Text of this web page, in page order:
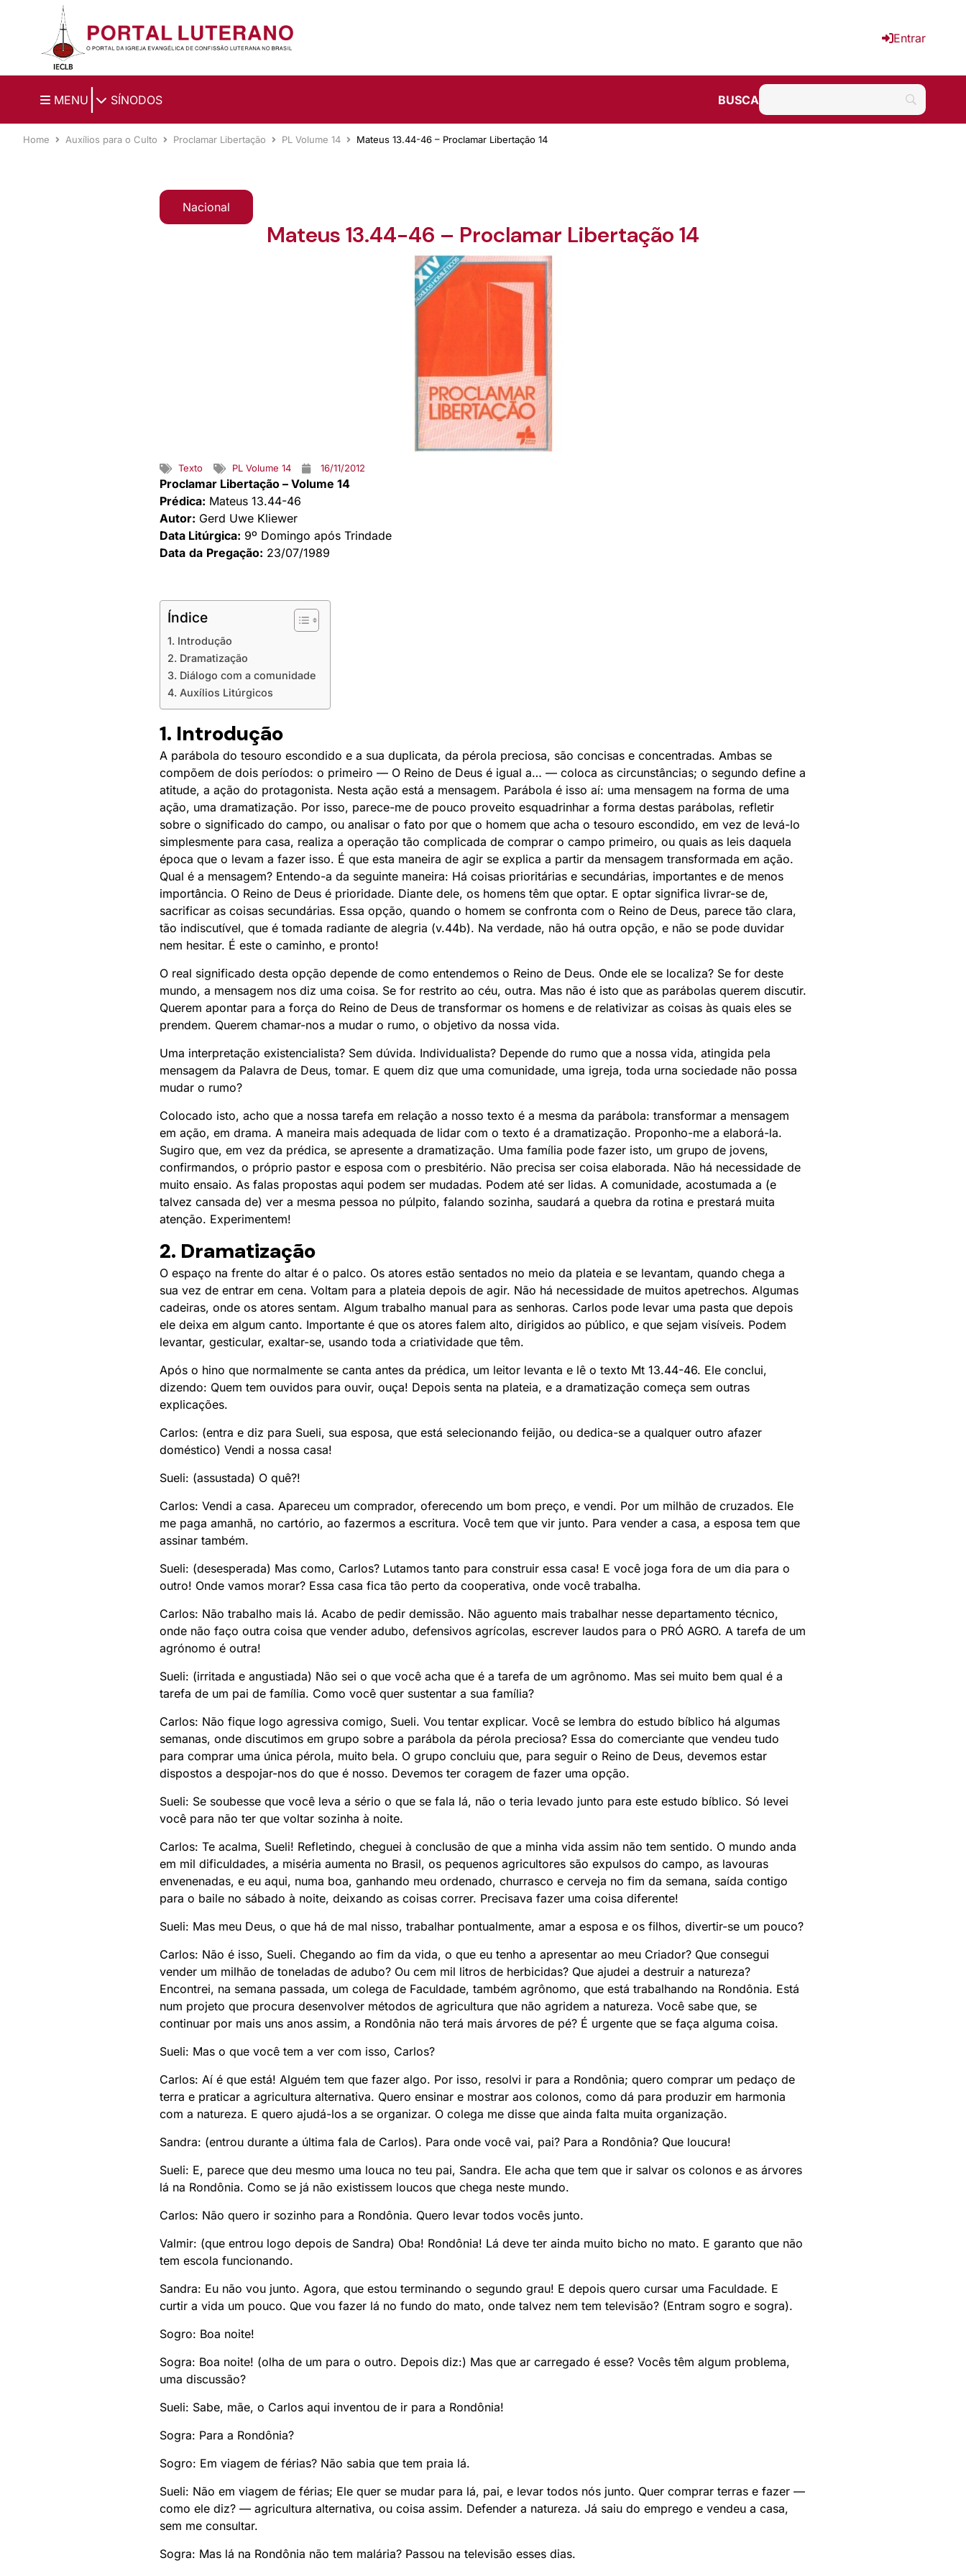
Ir para o conteúdo principal
Entrar
MENU SÍNODOS BUSCA
Home Auxílios para o Culto Proclamar Libertação PL Volume 14 Mateus 13.44-46 – Proclamar Libertação 14
Nacional
Mateus 13.44-46 – Proclamar Libertação 14
Texto PL Volume 14 16/11/2012
Proclamar Libertação – Volume 14
Prédica: Mateus 13.44-46
Autor: Gerd Uwe Kliewer
Data Litúrgica: 9º Domingo após Trindade
Data da Pregação: 23/07/1989
Índice
1. Introdução
2. Dramatização
3. Diálogo com a comunidade
4. Auxílios Litúrgicos
1. Introdução
A parábola do tesouro escondido e a sua duplicata, da pérola preciosa, são concisas e concentradas. Ambas se
compõem de dois períodos: o primeiro — O Reino de Deus é igual a… — coloca as circunstâncias; o segundo define a
atitude, a ação do protagonista. Nesta ação está a mensagem. Parábola é isso aí: uma mensagem na forma de uma
ação, uma dramatização. Por isso, parece-me de pouco proveito esquadrinhar a forma destas parábolas, refletir
sobre o significado do campo, ou analisar o fato por que o homem que acha o tesouro escondido, em vez de levá-lo
simplesmente para casa, realiza a operação tão complicada de comprar o campo primeiro, ou quais as leis daquela
época que o levam a fazer isso. É que esta maneira de agir se explica a partir da mensagem transformada em ação.
Qual é a mensagem? Entendo-a da seguinte maneira: Há coisas prioritárias e secundárias, importantes e de menos
importância. O Reino de Deus é prioridade. Diante dele, os homens têm que optar. E optar significa livrar-se de,
sacrificar as coisas secundárias. Essa opção, quando o homem se confronta com o Reino de Deus, parece tão clara,
tão indiscutível, que é tomada radiante de alegria (v.44b). Na verdade, não há outra opção, e não se pode duvidar
nem hesitar. É este o caminho, e pronto!
O real significado desta opção depende de como entendemos o Reino de Deus. Onde ele se localiza? Se for deste
mundo, a mensagem nos diz uma coisa. Se for restrito ao céu, outra. Mas não é isto que as parábolas querem discutir.
Querem apontar para a força do Reino de Deus de transformar os homens e de relativizar as coisas às quais eles se
prendem. Querem chamar-nos a mudar o rumo, o objetivo da nossa vida.
Uma interpretação existencialista? Sem dúvida. Individualista? Depende do rumo que a nossa vida, atingida pela
mensagem da Palavra de Deus, tomar. E quem diz que uma comunidade, uma igreja, toda urna sociedade não possa
mudar o rumo?
Colocado isto, acho que a nossa tarefa em relação a nosso texto é a mesma da parábola: transformar a mensagem
em ação, em drama. A maneira mais adequada de lidar com o texto é a dramatização. Proponho-me a elaborá-la.
Sugiro que, em vez da prédica, se apresente a dramatização. Uma família pode fazer isto, um grupo de jovens,
confirmandos, o próprio pastor e esposa com o presbitério. Não precisa ser coisa elaborada. Não há necessidade de
muito ensaio. As falas propostas aqui podem ser mudadas. Podem até ser lidas. A comunidade, acostumada a (e
talvez cansada de) ver a mesma pessoa no púlpito, falando sozinha, saudará a quebra da rotina e prestará muita
atenção. Experimentem!
2. Dramatização
O espaço na frente do altar é o palco. Os atores estão sentados no meio da plateia e se levantam, quando chega a
sua vez de entrar em cena. Voltam para a plateia depois de agir. Não há necessidade de muitos apetrechos. Algumas
cadeiras, onde os atores sentam. Algum trabalho manual para as senhoras. Carlos pode levar uma pasta que depois
ele deixa em algum canto. Importante é que os atores falem alto, dirigidos ao público, e que sejam visíveis. Podem
levantar, gesticular, exaltar-se, usando toda a criatividade que têm.
Após o hino que normalmente se canta antes da prédica, um leitor levanta e lê o texto Mt 13.44-46. Ele conclui,
dizendo: Quem tem ouvidos para ouvir, ouça! Depois senta na plateia, e a dramatização começa sem outras
explicações.
Carlos: (entra e diz para Sueli, sua esposa, que está selecionando feijão, ou dedica-se a qualquer outro afazer
doméstico) Vendi a nossa casa!
Sueli: (assustada) O quê?!
Carlos: Vendi a casa. Apareceu um comprador, oferecendo um bom preço, e vendi. Por um milhão de cruzados. Ele
me paga amanhã, no cartório, ao fazermos a escritura. Você tem que vir junto. Para vender a casa, a esposa tem que
assinar também.
Sueli: (desesperada) Mas como, Carlos? Lutamos tanto para construir essa casa! E você joga fora de um dia para o
outro! Onde vamos morar? Essa casa fica tão perto da cooperativa, onde você trabalha.
Carlos: Não trabalho mais lá. Acabo de pedir demissão. Não aguento mais trabalhar nesse departamento técnico,
onde não faço outra coisa que vender adubo, defensivos agrícolas, escrever laudos para o PRÓ AGRO. A tarefa de um
agrónomo é outra!
Sueli: (irritada e angustiada) Não sei o que você acha que é a tarefa de um agrônomo. Mas sei muito bem qual é a
tarefa de um pai de família. Como você quer sustentar a sua família?
Carlos: Não fique logo agressiva comigo, Sueli. Vou tentar explicar. Você se lembra do estudo bíblico há algumas
semanas, onde discutimos em grupo sobre a parábola da pérola preciosa? Essa do comerciante que vendeu tudo
para comprar uma única pérola, muito bela. O grupo concluiu que, para seguir o Reino de Deus, devemos estar
dispostos a despojar-nos do que é nosso. Devemos ter coragem de fazer uma opção.
Sueli: Se soubesse que você leva a sério o que se fala lá, não o teria levado junto para este estudo bíblico. Só levei
você para não ter que voltar sozinha à noite.
Carlos: Te acalma, Sueli! Refletindo, cheguei à conclusão de que a minha vida assim não tem sentido. O mundo anda
em mil dificuldades, a miséria aumenta no Brasil, os pequenos agricultores são expulsos do campo, as lavouras
envenenadas, e eu aqui, numa boa, ganhando meu ordenado, churrasco e cerveja no fim da semana, saída contigo
para o baile no sábado à noite, deixando as coisas correr. Precisava fazer uma coisa diferente!
Sueli: Mas meu Deus, o que há de mal nisso, trabalhar pontualmente, amar a esposa e os filhos, divertir-se um pouco?
Carlos: Não é isso, Sueli. Chegando ao fim da vida, o que eu tenho a apresentar ao meu Criador? Que consegui
vender um milhão de toneladas de adubo? Ou cem mil litros de herbicidas? Que ajudei a destruir a natureza?
Encontrei, na semana passada, um colega de Faculdade, também agrônomo, que está trabalhando na Rondônia. Está
num projeto que procura desenvolver métodos de agricultura que não agridem a natureza. Você sabe que, se
continuar por mais uns anos assim, a Rondônia não terá mais árvores de pé? É urgente que se faça alguma coisa.
Sueli: Mas o que você tem a ver com isso, Carlos?
Carlos: Aí é que está! Alguém tem que fazer algo. Por isso, resolvi ir para a Rondônia; quero comprar um pedaço de
terra e praticar a agricultura alternativa. Quero ensinar e mostrar aos colonos, como dá para produzir em harmonia
com a natureza. E quero ajudá-los a se organizar. O colega me disse que ainda falta muita organização.
Sandra: (entrou durante a última fala de Carlos). Para onde você vai, pai? Para a Rondônia? Que loucura!
Sueli: E, parece que deu mesmo uma louca no teu pai, Sandra. Ele acha que tem que ir salvar os colonos e as árvores
lá na Rondônia. Como se já não existissem loucos que chega neste mundo.
Carlos: Não quero ir sozinho para a Rondônia. Quero levar todos vocês junto.
Valmir: (que entrou logo depois de Sandra) Oba! Rondônia! Lá deve ter ainda muito bicho no mato. E garanto que não
tem escola funcionando.
Sandra: Eu não vou junto. Agora, que estou terminando o segundo grau! E depois quero cursar uma Faculdade. E
curtir a vida um pouco. Que vou fazer lá no fundo do mato, onde talvez nem tem televisão? (Entram sogro e sogra).
Sogro: Boa noite!
Sogra: Boa noite! (olha de um para o outro. Depois diz:) Mas que ar carregado é esse? Vocês têm algum problema,
uma discussão?
Sueli: Sabe, mãe, o Carlos aqui inventou de ir para a Rondônia!
Sogra: Para a Rondônia?
Sogro: Em viagem de férias? Não sabia que tem praia lá.
Sueli: Não em viagem de férias; Ele quer se mudar para lá, pai, e levar todos nós junto. Quer comprar terras e fazer —
como ele diz? — agricultura alternativa, ou coisa assim. Defender a natureza. Já saiu do emprego e vendeu a casa,
sem me consultar.
Sogra: Mas lá na Rondônia não tem malária? Passou na televisão esses dias.